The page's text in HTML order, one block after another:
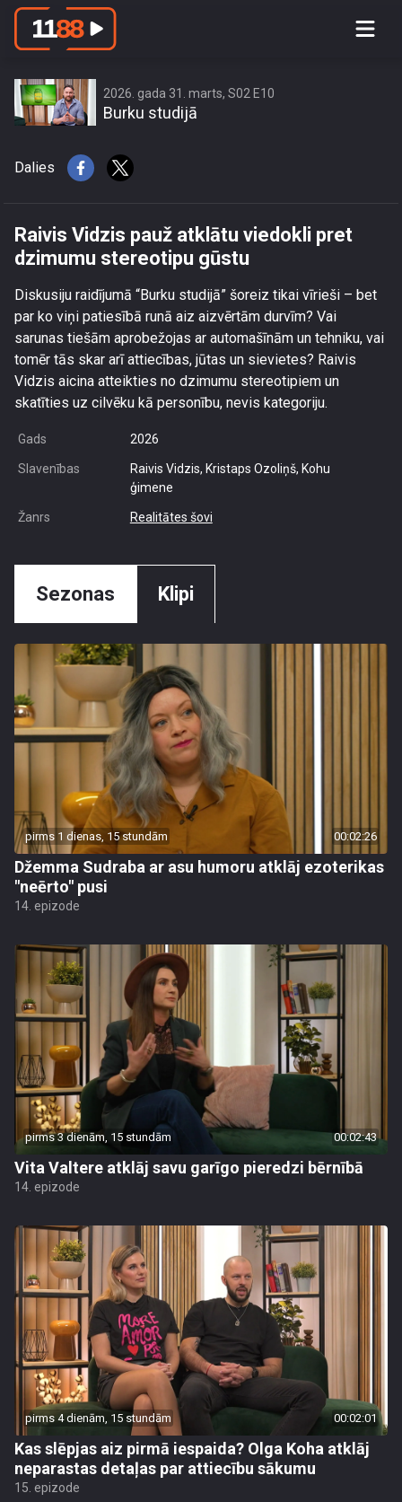
Raivis Vidzis pauž atklātu viedokli pret
2026. gada 31. marts, S02 E10
Burku studijā
Dalies
Raivis Vidzis pauž atklātu viedokli pret
dzimumu stereotipu gūstu
Diskusiju raidījumā “Burku studijā” šoreiz tikai vīrieši – bet
par ko viņi patiesībā runā aiz aizvērtām durvīm? Vai
sarunas tiešām aprobežojas ar automašīnām un tehniku, vai
tomēr tās skar arī attiecības, jūtas un sievietes? Raivis
Vidzis aicina atteikties no dzimumu stereotipiem un
skatīties uz cilvēku kā personību, nevis kategoriju.
Gads 2026
Slavenības
Raivis Vidzis, Kristaps Ozoliņš, Kohu
ģimene
Žanrs Realitātes šovi
Sezonas Klipi
pirms 1 dienas, 15 stundām 00:02:26
Džemma Sudraba ar asu humoru atklāj ezoterikas
"neērto" pusi
14. epizode
pirms 3 dienām, 15 stundām 00:02:43
Vita Valtere atklāj savu garīgo pieredzi bērnībā
14. epizode
pirms 4 dienām, 15 stundām 00:02:01
Kas slēpjas aiz pirmā iespaida? Olga Koha atklāj
neparastas detaļas par attiecību sākumu
15. epizode